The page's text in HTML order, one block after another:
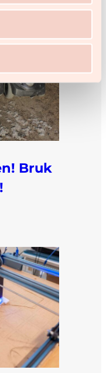
Bruk